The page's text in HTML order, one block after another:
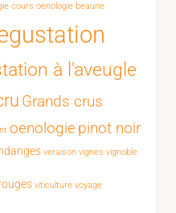
cours oenologie beaune
à l'aveugle
Grands crus
oenologie pinot noir
veraison vignes vignoble
viticulture voyage